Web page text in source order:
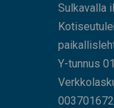
Sulkavalla
Y-tunnus